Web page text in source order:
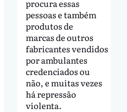
procura essas
pessoas e também
produtos de
marcas de outros
fabricantes vendidos
por ambulantes
credenciados ou
não, e muitas vezes
há repressão
violenta.